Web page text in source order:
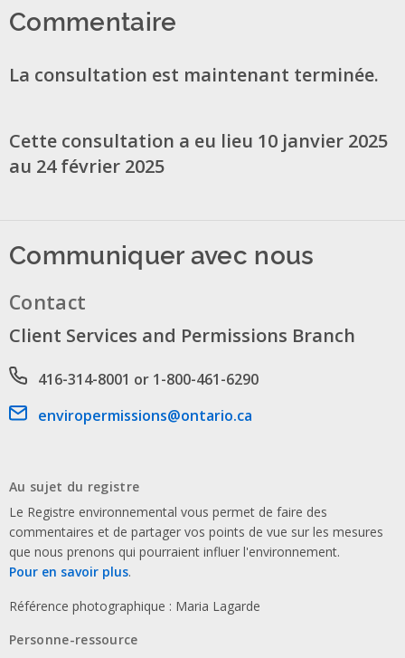
Commentaire
La consultation est maintenant terminée.
Cette consultation a eu lieu 10 janvier 2025
au 24 février 2025
Communiquer avec nous
Contact
Client Services and Permissions Branch
Phone number
416-314-8001 or 1-800-461-6290
Email address
enviropermissions@ontario.ca
Au sujet du registre
Le Registre environnemental vous permet de faire des
commentaires et de partager vos points de vue sur les mesures
que nous prenons qui pourraient influer l'environnement.
Pour en savoir plus.
Référence photographique : Maria Lagarde
Personne-ressource